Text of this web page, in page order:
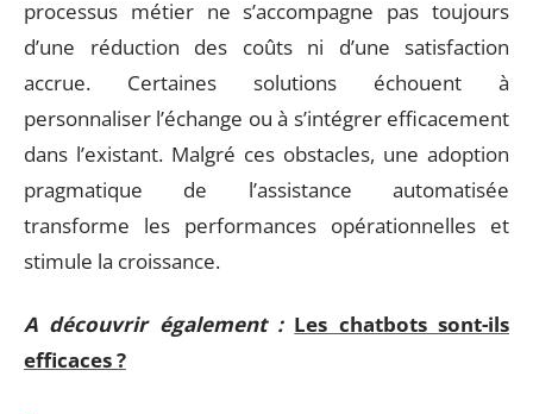
processus métier ne s’accompagne pas toujours
d’une réduction des coûts ni d’une satisfaction
accrue. Certaines solutions échouent à
personnaliser l’échange ou à s’intégrer efficacement
dans l’existant. Malgré ces obstacles, une adoption
pragmatique de l’assistance automatisée
transforme les performances opérationnelles et
stimule la croissance.
A découvrir également : Les chatbots sont-ils
efficaces ?